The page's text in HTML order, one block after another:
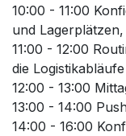
10:00 - 11:00
und
11:00 - 12:00
die Logistikabläufe
12:00 - 13:00
13:00 - 14:00
14:00 - 16:00